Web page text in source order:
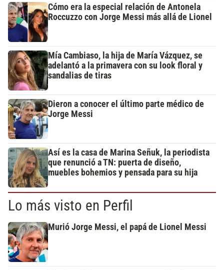
Cómo era la especial relación de Antonela
Roccuzzo con Jorge Messi más allá de Lionel
Mía Cambiaso, la hija de María Vázquez, se
adelantó a la primavera con su look floral y
sandalias de tiras
Dieron a conocer el último parte médico de
Jorge Messi
Así es la casa de Marina Señuk, la periodista
que renunció a TN: puerta de diseño,
muebles bohemios y pensada para su hija
Lo más visto en Perfil
Murió Jorge Messi, el papá de Lionel Messi